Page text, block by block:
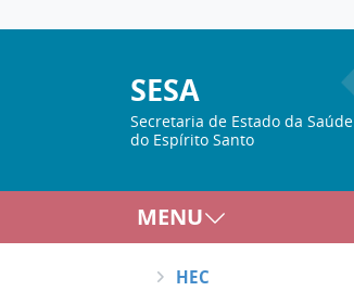
SESA
Secretaria de Estado da Saúde
do Espírito Santo
MENU
HEC